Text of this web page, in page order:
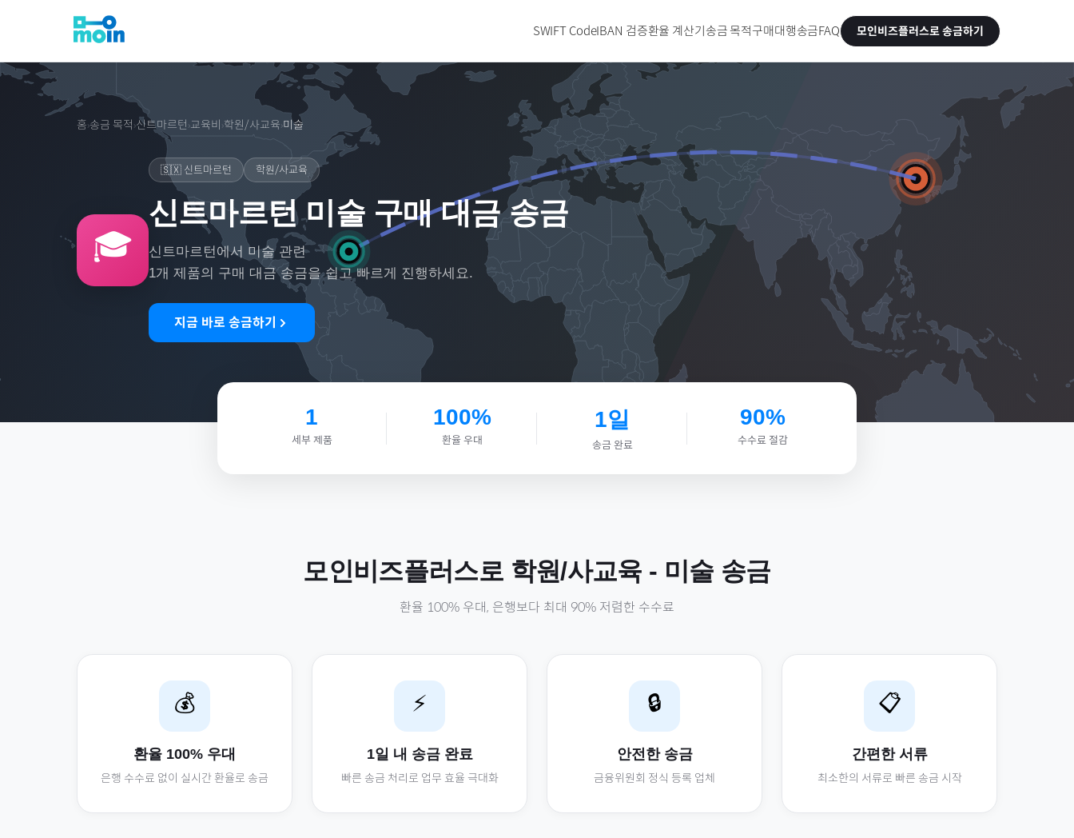
SWIFT CodeIBAN 검증환율 계산기송금 목적구매대행송금FAQ 모인비즈플러스로 송금하기
홈›송금 목적 ›신트마르턴 ›교육비 ›학원/사교육›미술
🎓
🇸🇽 신트마르턴 학원/사교육
신트마르턴 미술 구매 대금 송금
신트마르턴에서 미술관련
1개 제품의 구매 대금 송금을 쉽고 빠르게 진행하세요.
지금 바로 송금하기
1
세부 제품
100%
환율 우대
1일
송금 완료
90%
수수료 절감
모인비즈플러스로 학원/사교육 - 미술 송금
환율 100% 우대, 은행보다 최대 90% 저렴한 수수료
💰
환율 100% 우대
은행 수수료 없이 실시간 환율로 송금
⚡
1일 내 송금 완료
빠른 송금 처리로 업무 효율 극대화
🔒
안전한 송금
금융위원회 정식 등록 업체
📋
간편한 서류
최소한의 서류로 빠른 송금 시작